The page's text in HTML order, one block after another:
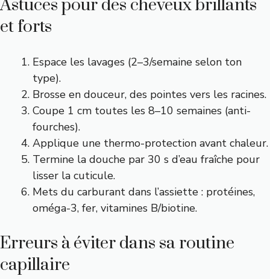
Astuces pour des cheveux brillants
et forts
Espace les lavages (2–3/semaine selon ton
type).
Brosse en douceur, des pointes vers les racines.
Coupe 1 cm toutes les 8–10 semaines (anti-
fourches).
Applique une thermo-protection avant chaleur.
Termine la douche par 30 s d’eau fraîche pour
lisser la cuticule.
Mets du carburant dans l’assiette : protéines,
oméga-3, fer, vitamines B/biotine.
Erreurs à éviter dans sa routine
capillaire